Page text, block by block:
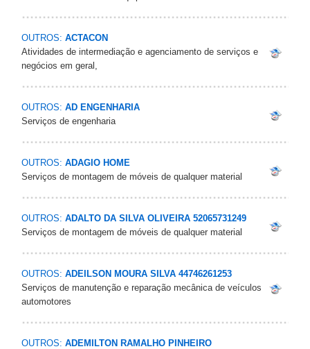
OUTROS: ACTACON
Atividades de intermediação e agenciamento de serviços e
negócios em geral,
OUTROS: AD ENGENHARIA
Serviços de engenharia
OUTROS: ADAGIO HOME
Serviços de montagem de móveis de qualquer material
OUTROS: ADALTO DA SILVA OLIVEIRA 52065731249
Serviços de montagem de móveis de qualquer material
OUTROS: ADEILSON MOURA SILVA 44746261253
Serviços de manutenção e reparação mecânica de veículos
automotores
OUTROS: ADEMILTON RAMALHO PINHEIRO